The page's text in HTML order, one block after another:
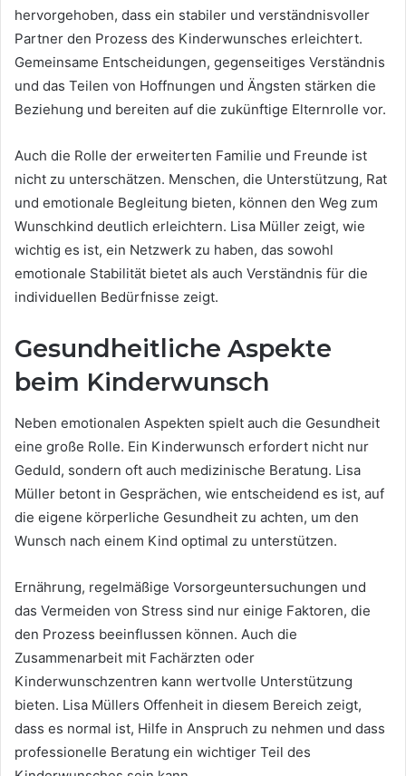
hervorgehoben, dass ein stabiler und verständnisvoller
Partner den Prozess des Kinderwunsches erleichtert.
Gemeinsame Entscheidungen, gegenseitiges Verständnis
und das Teilen von Hoffnungen und Ängsten stärken die
Beziehung und bereiten auf die zukünftige Elternrolle vor.
Auch die Rolle der erweiterten Familie und Freunde ist
nicht zu unterschätzen. Menschen, die Unterstützung, Rat
und emotionale Begleitung bieten, können den Weg zum
Wunschkind deutlich erleichtern. Lisa Müller zeigt, wie
wichtig es ist, ein Netzwerk zu haben, das sowohl
emotionale Stabilität bietet als auch Verständnis für die
individuellen Bedürfnisse zeigt.
Gesundheitliche Aspekte
beim Kinderwunsch
Neben emotionalen Aspekten spielt auch die Gesundheit
eine große Rolle. Ein Kinderwunsch erfordert nicht nur
Geduld, sondern oft auch medizinische Beratung. Lisa
Müller betont in Gesprächen, wie entscheidend es ist, auf
die eigene körperliche Gesundheit zu achten, um den
Wunsch nach einem Kind optimal zu unterstützen.
Ernährung, regelmäßige Vorsorgeuntersuchungen und
das Vermeiden von Stress sind nur einige Faktoren, die
den Prozess beeinflussen können. Auch die
Zusammenarbeit mit Fachärzten oder
Kinderwunschzentren kann wertvolle Unterstützung
bieten. Lisa Müllers Offenheit in diesem Bereich zeigt,
dass es normal ist, Hilfe in Anspruch zu nehmen und dass
professionelle Beratung ein wichtiger Teil des